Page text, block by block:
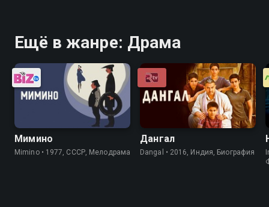
Ещё в жанре: Драма
Мимино
Mimino • 1977, СССР, Мелодрама
Дангал
Dangal • 2016, Индия, Биография